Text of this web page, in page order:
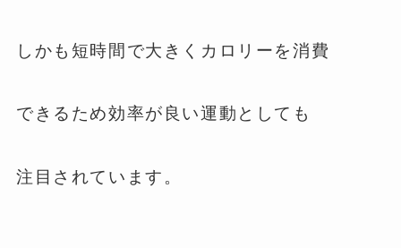
しかも短時間で大きくカロリーを消費
できるため効率が良い運動としても
注目されています。